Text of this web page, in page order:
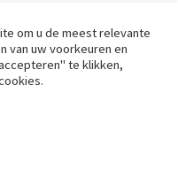
om u de meest relevante
van uw voorkeuren en
te klikken,